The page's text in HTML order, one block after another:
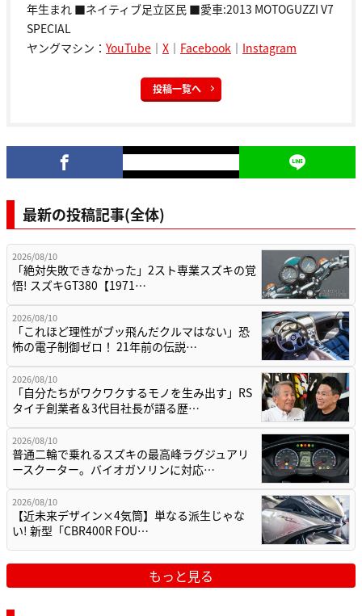
年生まれ ■ネイティブ足立区民 ■愛車:2013 MOTOGUZZI V7
SPECIAL
ヤングマシン： YouTube ｜ X ｜ Facebook ｜ Instagram
投稿一覧へ
最新の投稿記事(全体)
2026/08/10
「絶対失敗できなかった」2スト専業スズキの覚
悟! スズキGT380【1971…
2026/08/10
「これほど理性がブッ飛んだクルマはない」恐
怖の電子制御ゼロ！ 21年前の伝説…
2026/08/10
「自分たちがワクワクするモノを生み出す」RS
タイチ創業者＆3代目社長が語る歴…
2026/08/10
普通二輪で乗れるスズキの最高峰ラグジュアリ
ースクーター。バイオガソリンに対応…
2026/08/10
【近未来デザイン×4気筒】単なる派生じゃな
い! 新型「CBR400R FOU…
もっと見る